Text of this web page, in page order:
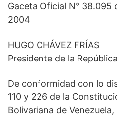
Gaceta Oficial N° 38.095
2004
HUGO CHÁVEZ FRÍAS
Presidente de la República
De conformidad con lo
110 y 226 de la
Bolivariana de